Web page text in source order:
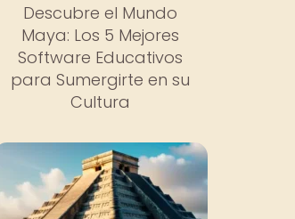
Descubre el Mundo
Maya: Los 5 Mejores
Software Educativos
para Sumergirte en su
Cultura